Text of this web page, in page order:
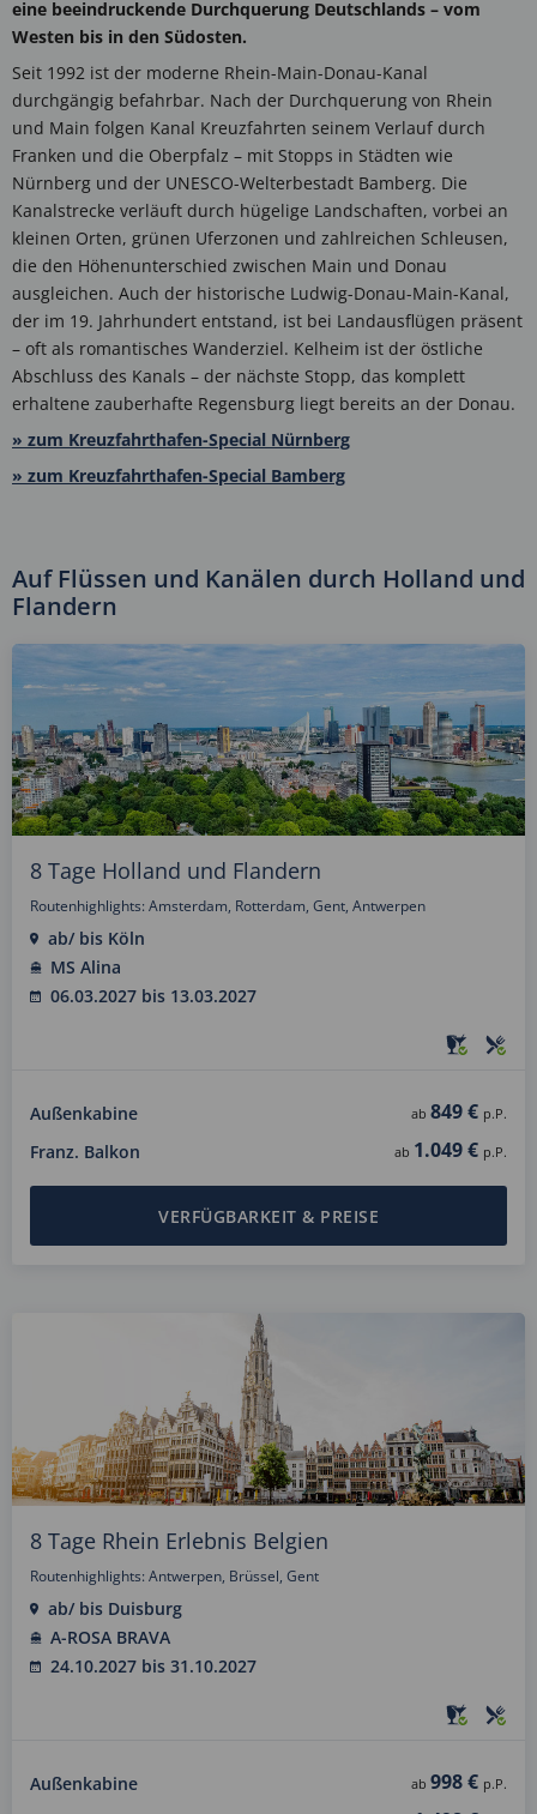
eine beeindruckende Durchquerung Deutschlands – vom
Westen bis in den Südosten.
Seit 1992 ist der moderne Rhein-Main-Donau-Kanal
durchgängig befahrbar. Nach der Durchquerung von Rhein
und Main folgen Kanal Kreuzfahrten seinem Verlauf durch
Franken und die Oberpfalz – mit Stopps in Städten wie
Nürnberg und der UNESCO-Welterbestadt Bamberg. Die
Kanalstrecke verläuft durch hügelige Landschaften, vorbei an
kleinen Orten, grünen Uferzonen und zahlreichen Schleusen,
die den Höhenunterschied zwischen Main und Donau
ausgleichen. Auch der historische Ludwig-Donau-Main-Kanal,
der im 19. Jahrhundert entstand, ist bei Landausflügen präsent
– oft als romantisches Wanderziel. Kelheim ist der östliche
Abschluss des Kanals – der nächste Stopp, das komplett
erhaltene zauberhafte Regensburg liegt bereits an der Donau.
» zum Kreuzfahrthafen-Special Nürnberg
» zum Kreuzfahrthafen-Special Bamberg
Auf Flüssen und Kanälen durch Holland und
Flandern
8 Tage Holland und Flandern
Routenhighlights: Amsterdam, Rotterdam, Gent, Antwerpen
ab/ bis Köln
MS Alina
06.03.2027 bis 13.03.2027
Außenkabine ab 849 € p.P.
Franz. Balkon ab 1.049 € p.P.
VERFÜGBARKEIT & PREISE
8 Tage Rhein Erlebnis Belgien
Routenhighlights: Antwerpen, Brüssel, Gent
ab/ bis Duisburg
A-ROSA BRAVA
24.10.2027 bis 31.10.2027
Außenkabine ab 998 € p.P.